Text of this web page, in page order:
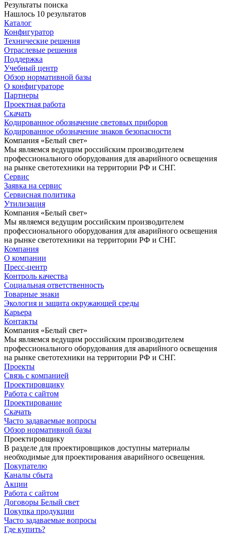
Результаты поиска
Нашлось 10 результатов
Каталог
Конфигуратор
Технические решения
Отраслевые решения
Поддержка
Учебный центр
Обзор нормативной базы
О конфигураторе
Партнеры
Проектная работа
Скачать
Кодированное обозначение световых приборов
Кодированное обозначение знаков безопасности
Компания «Белый свет»
Мы являемся ведущим российским производителем
профессионального оборудования для аварийного освещения
на рынке светотехники на территории РФ и СНГ.
Сервис
Заявка на сервис
Сервисная политика
Утилизация
Компания «Белый свет»
Мы являемся ведущим российским производителем
профессионального оборудования для аварийного освещения
на рынке светотехники на территории РФ и СНГ.
Компания
О компании
Пресс-центр
Контроль качества
Социальная ответственность
Товарные знаки
Экология и защита окружающей среды
Карьера
Контакты
Компания «Белый свет»
Мы являемся ведущим российским производителем
профессионального оборудования для аварийного освещения
на рынке светотехники на территории РФ и СНГ.
Проекты
Связь с компанией
Проектировщику
Работа с сайтом
Проектирование
Скачать
Часто задаваемые вопросы
Обзор нормативной базы
Проектировщику
В разделе для проектировщиков доступны материалы
необходимые для проектирования аварийного освещения.
Покупателю
Каналы сбыта
Акции
Работа с сайтом
Договоры Белый свет
Покупка продукции
Часто задаваемые вопросы
Где купить?